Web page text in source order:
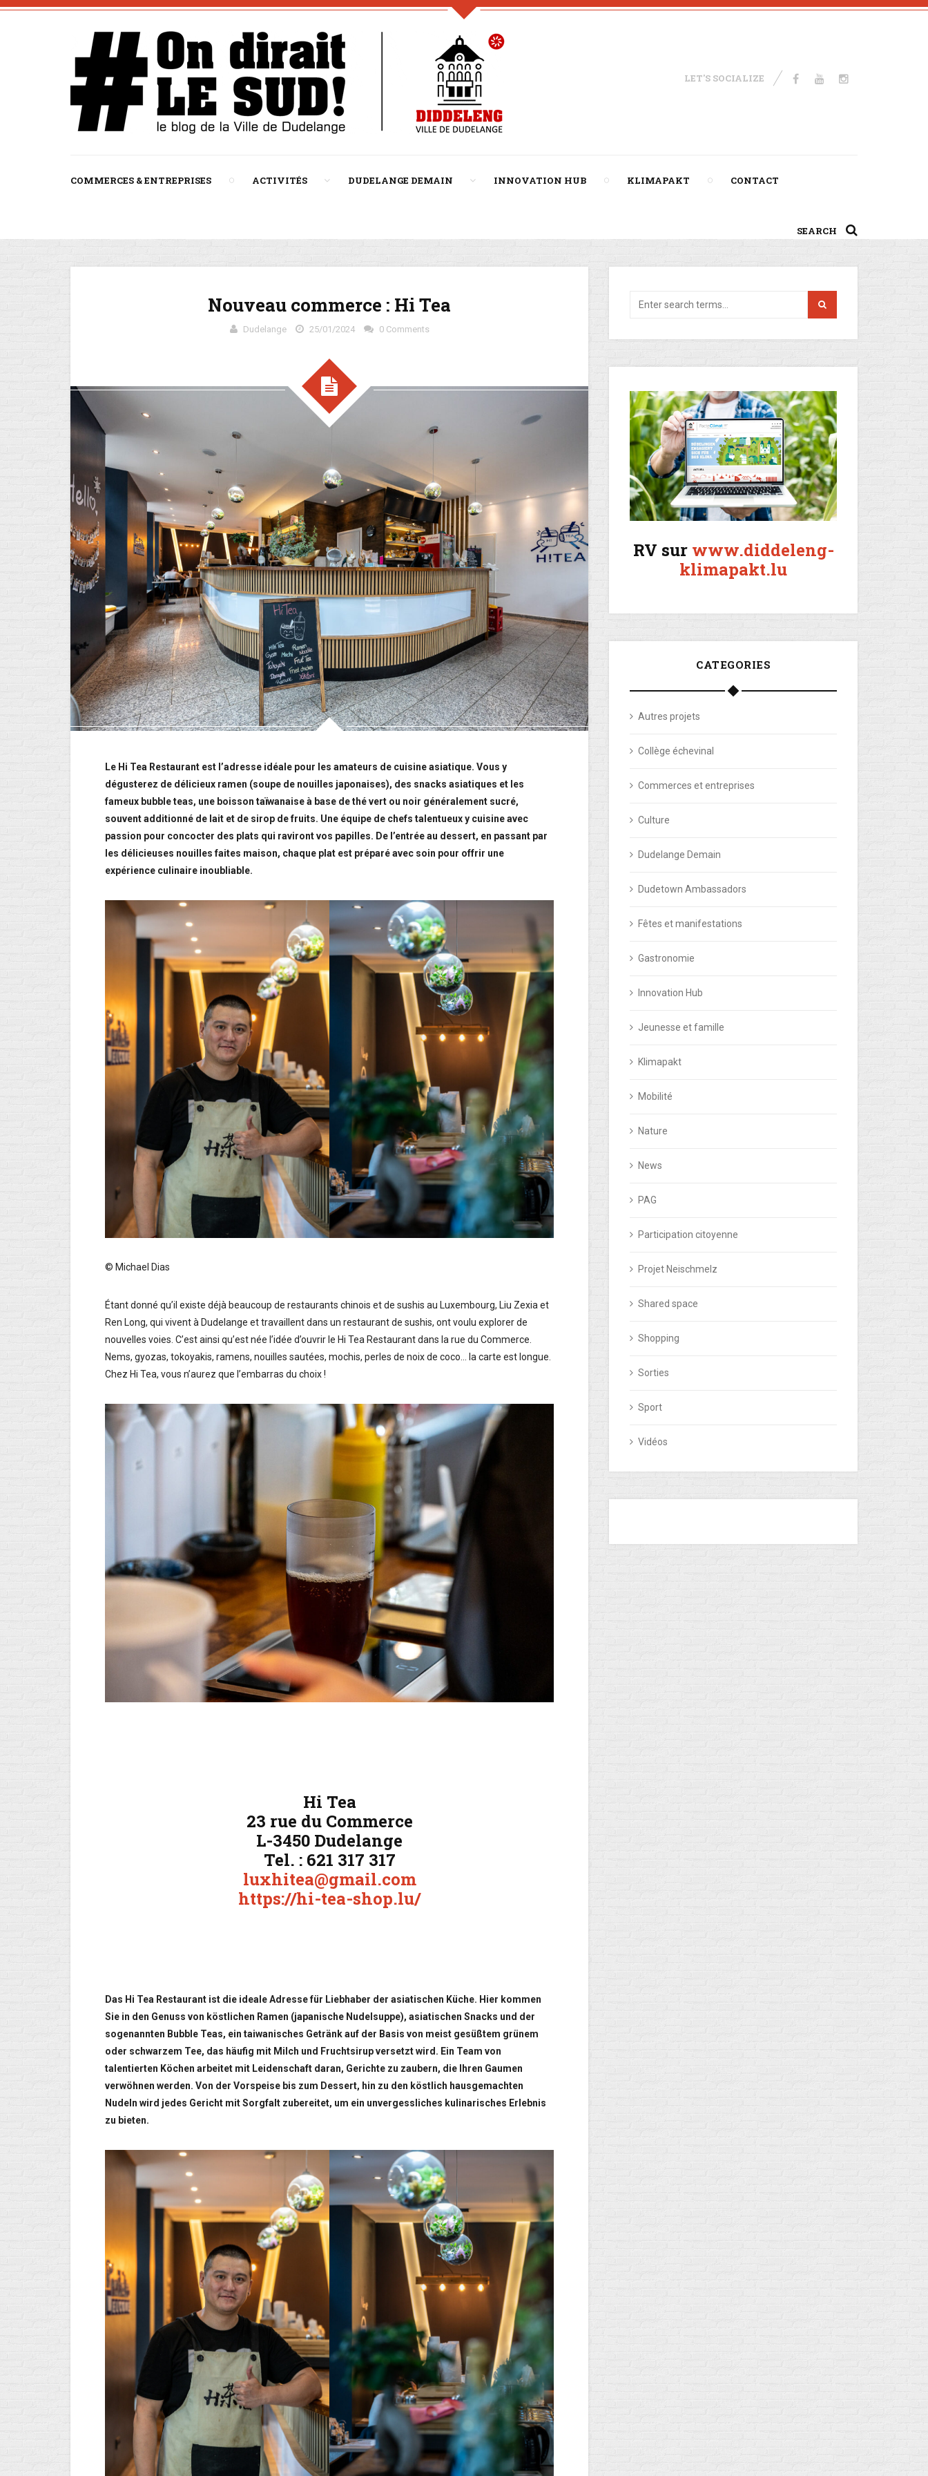
LET'S SOCIALIZE
COMMERCES & ENTREPRISES ACTIVITÉS DUDELANGE DEMAIN INNOVATION HUB KLIMAPAKT CONTACT
SEARCH
Nouveau commerce : Hi Tea
Dudelange 25/01/2024 0 Comments
Le Hi Tea Restaurant est l’adresse idéale pour les amateurs de cuisine asiatique. Vous y
dégusterez de délicieux ramen (soupe de nouilles japonaises), des snacks asiatiques et les
fameux bubble teas, une boisson taïwanaise à base de thé vert ou noir généralement sucré,
souvent additionné de lait et de sirop de fruits. Une équipe de chefs talentueux y cuisine avec
passion pour concocter des plats qui raviront vos papilles. De l’entrée au dessert, en passant par
les délicieuses nouilles faites maison, chaque plat est préparé avec soin pour offrir une
expérience culinaire inoubliable.
© Michael Dias
Étant donné qu’il existe déjà beaucoup de restaurants chinois et de sushis au Luxembourg, Liu Zexia et
Ren Long, qui vivent à Dudelange et travaillent dans un restaurant de sushis, ont voulu explorer de
nouvelles voies. C’est ainsi qu’est née l’idée d’ouvrir le Hi Tea Restaurant dans la rue du Commerce.
Nems, gyozas, tokoyakis, ramens, nouilles sautées, mochis, perles de noix de coco… la carte est longue.
Chez Hi Tea, vous n’aurez que l’embarras du choix !
Hi Tea
23 rue du Commerce
L-3450 Dudelange
Tel. : 621 317 317
luxhitea@gmail.com
https://hi-tea-shop.lu/
Das Hi Tea Restaurant ist die ideale Adresse für Liebhaber der asiatischen Küche. Hier kommen
Sie in den Genuss von köstlichen Ramen (japanische Nudelsuppe), asiatischen Snacks und der
sogenannten Bubble Teas, ein taiwanisches Getränk auf der Basis von meist gesüßtem grünem
oder schwarzem Tee, das häufig mit Milch und Fruchtsirup versetzt wird. Ein Team von
talentierten Köchen arbeitet mit Leidenschaft daran, Gerichte zu zaubern, die Ihren Gaumen
verwöhnen werden. Von der Vorspeise bis zum Dessert, hin zu den köstlich hausgemachten
Nudeln wird jedes Gericht mit Sorgfalt zubereitet, um ein unvergessliches kulinarisches Erlebnis
zu bieten.
RV sur www.diddeleng-
klimapakt.lu
CATEGORIES
Autres projets
Collège échevinal
Commerces et entreprises
Culture
Dudelange Demain
Dudetown Ambassadors
Fêtes et manifestations
Gastronomie
Innovation Hub
Jeunesse et famille
Klimapakt
Mobilité
Nature
News
PAG
Participation citoyenne
Projet Neischmelz
Shared space
Shopping
Sorties
Sport
Vidéos